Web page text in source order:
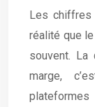
Les chiffres
réalité que
souvent. La
marge,